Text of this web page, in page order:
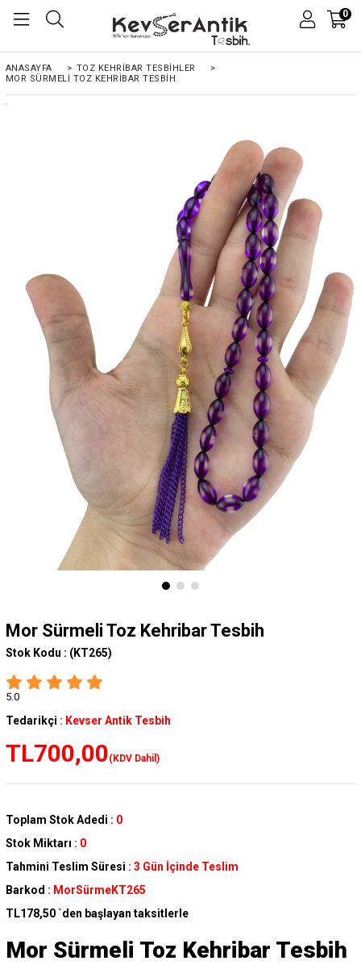
0
ANASAYFA > TOZ KEHRIBAR TESBIHLER
>
MOR SÜRMELI TOZ KEHRIBAR TESBIH
Mor Sürmeli Toz Kehribar Tesbih
Stok Kodu : (KT265)
5.0
Tedarikçi : Kevser Antik Tesbih
TL700,00(KDV Dahil)
Toplam Stok Adedi : 0
Stok Miktarı : 0
Tahmini Teslim Süresi : 3 Gün İçinde Teslim
Barkod : MorSürmeKT265
TL178,50 `den başlayan taksitlerle
Mor Sürmeli Toz Kehribar Tesbih